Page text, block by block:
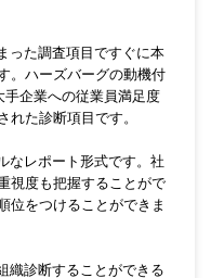
た調査項目ですぐに本
。ハーズバーグの動機付
手企業への従業員満足度
れた診断項目です。
レポート形式です。社
視度も把握することがで
位をつけることができま
診断することができる